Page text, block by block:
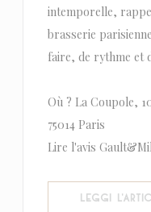
intemporelle,
brasserie
faire, de rythme et
Où ? La Coupole,
75014 Paris
Lire l'avis
LEGGI